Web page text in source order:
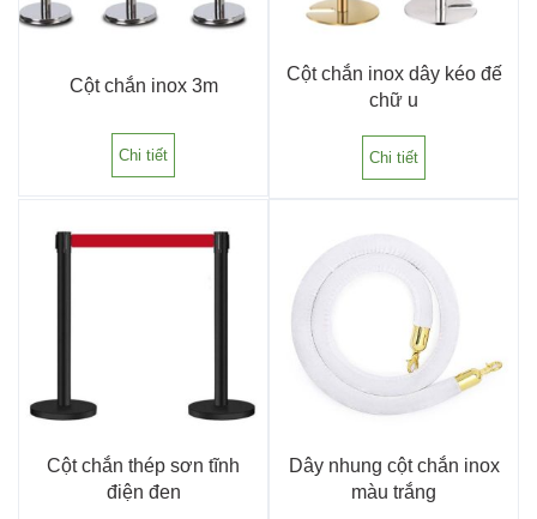
Cột chắn inox 3m
Chi tiết
Cột chắn inox dây kéo đế
chữ u
Chi tiết
Cột chắn thép sơn tĩnh
điện đen
Dây nhung cột chắn inox
màu trắng